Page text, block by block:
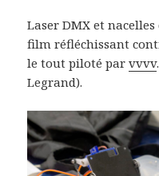
Laser DMX et
film réfléchissant
le tout piloté parvvvv
Legrand).